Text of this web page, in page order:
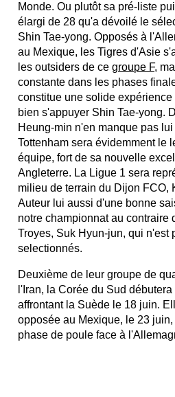
Monde. Ou plutôt sa pré-liste
élargi de 28 qu'a dévoilé le
Shin Tae-yong. Opposés à
au Mexique, les Tigres d'Asie
les outsiders de cegroupe F,
constante dans les phases
constitue une solide
bien s'appuyer Shin Tae-yong.
Heung-min n'en manque pas
Tottenham sera évidemment le
équipe, fort de sa nouvelle
Angleterre. La Ligue 1 sera
milieu de terrain du Dijon FCO,
Auteur lui aussi d'une bonne
notre championnat au contraire
Troyes, Suk Hyun-jun, qui n'est
selectionnés.
Deuxième de leur groupe de
l'Iran, la Corée du Sud
affrontant la Suède le 18 juin.
opposée au Mexique, le 23
phase de poule face à